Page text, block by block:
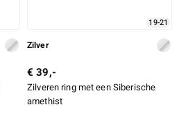
19-21
Zilver
€ 39,-
Zilveren ring met een Siberische
amethist